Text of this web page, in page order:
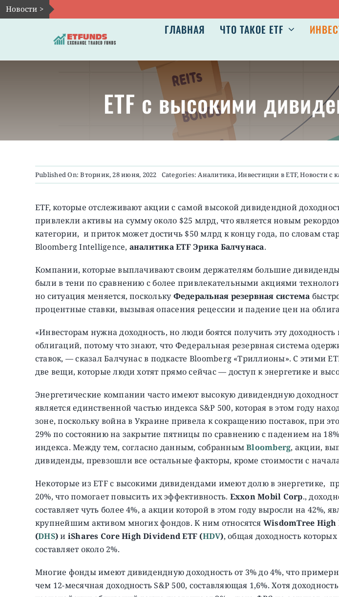
Skip
to
Новости >
ГЛАВНАЯ ЧТО ТАКОЕ ETF
ETF с высокими
Published On: Вторник, 28 июня, 2022 Categories:Аналитика,Инвестиции в ETF,Новости с
ETF, которые отслеживают акции с самой высокой дивидендной
привлекли активы на сумму около $25 млрд, что является новым
категории, и приток может достичь $50 млрд к концу года, по словам
Bloomberg Intelligence, аналитика ETF Эрика Балчунаса.
Компании, которые выплачивают своим держателям большие
были в тени по сравнению с более привлекательными акциями
но ситуация меняется, поскольку Федеральная резервная система
процентные ставки, вызывая опасения рецессии и падение цен на
«Инвесторам нужна доходность, но люди боятся получить эту
облигаций, потому что знают, что Федеральная резервная система
ставок, — сказал Балчунас в подкасте Bloomberg «Триллионы». С этими
две вещи, которые люди хотят прямо сейчас — доступ к энергетике и
Энергетические компании часто имеют высокую дивидендную
является единственной частью индекса S&P 500, которая в этом году
зоне, поскольку война в Украине привела к сокращению поставок, при
29% по состоянию на закрытие пятницы по сравнению с падением на
индекса. Между тем, согласно данным, собраннымBloomberg, акции,
дивиденды, превзошли все остальные факторы, кроме стоимости с
Некоторые из ETF с высокими дивидендами имеют долю в энергетике,
20%, что помогает повысить их эффективность. Exxon Mobil Corp.,
составляет чуть более 4%, а акции которой в этом году выросли на 42%,
крупнейшим активом многих фондов. К ним относятся WisdomTree
(DHS)и iShares Core High Dividend ETF (HDV), общая доходность которых
составляет около 2%.
Многие фонды имеют дивидендную доходность от 3% до 4%, что
чем 12-месячная доходность S&P 500, составляющая 1,6%. Хотя